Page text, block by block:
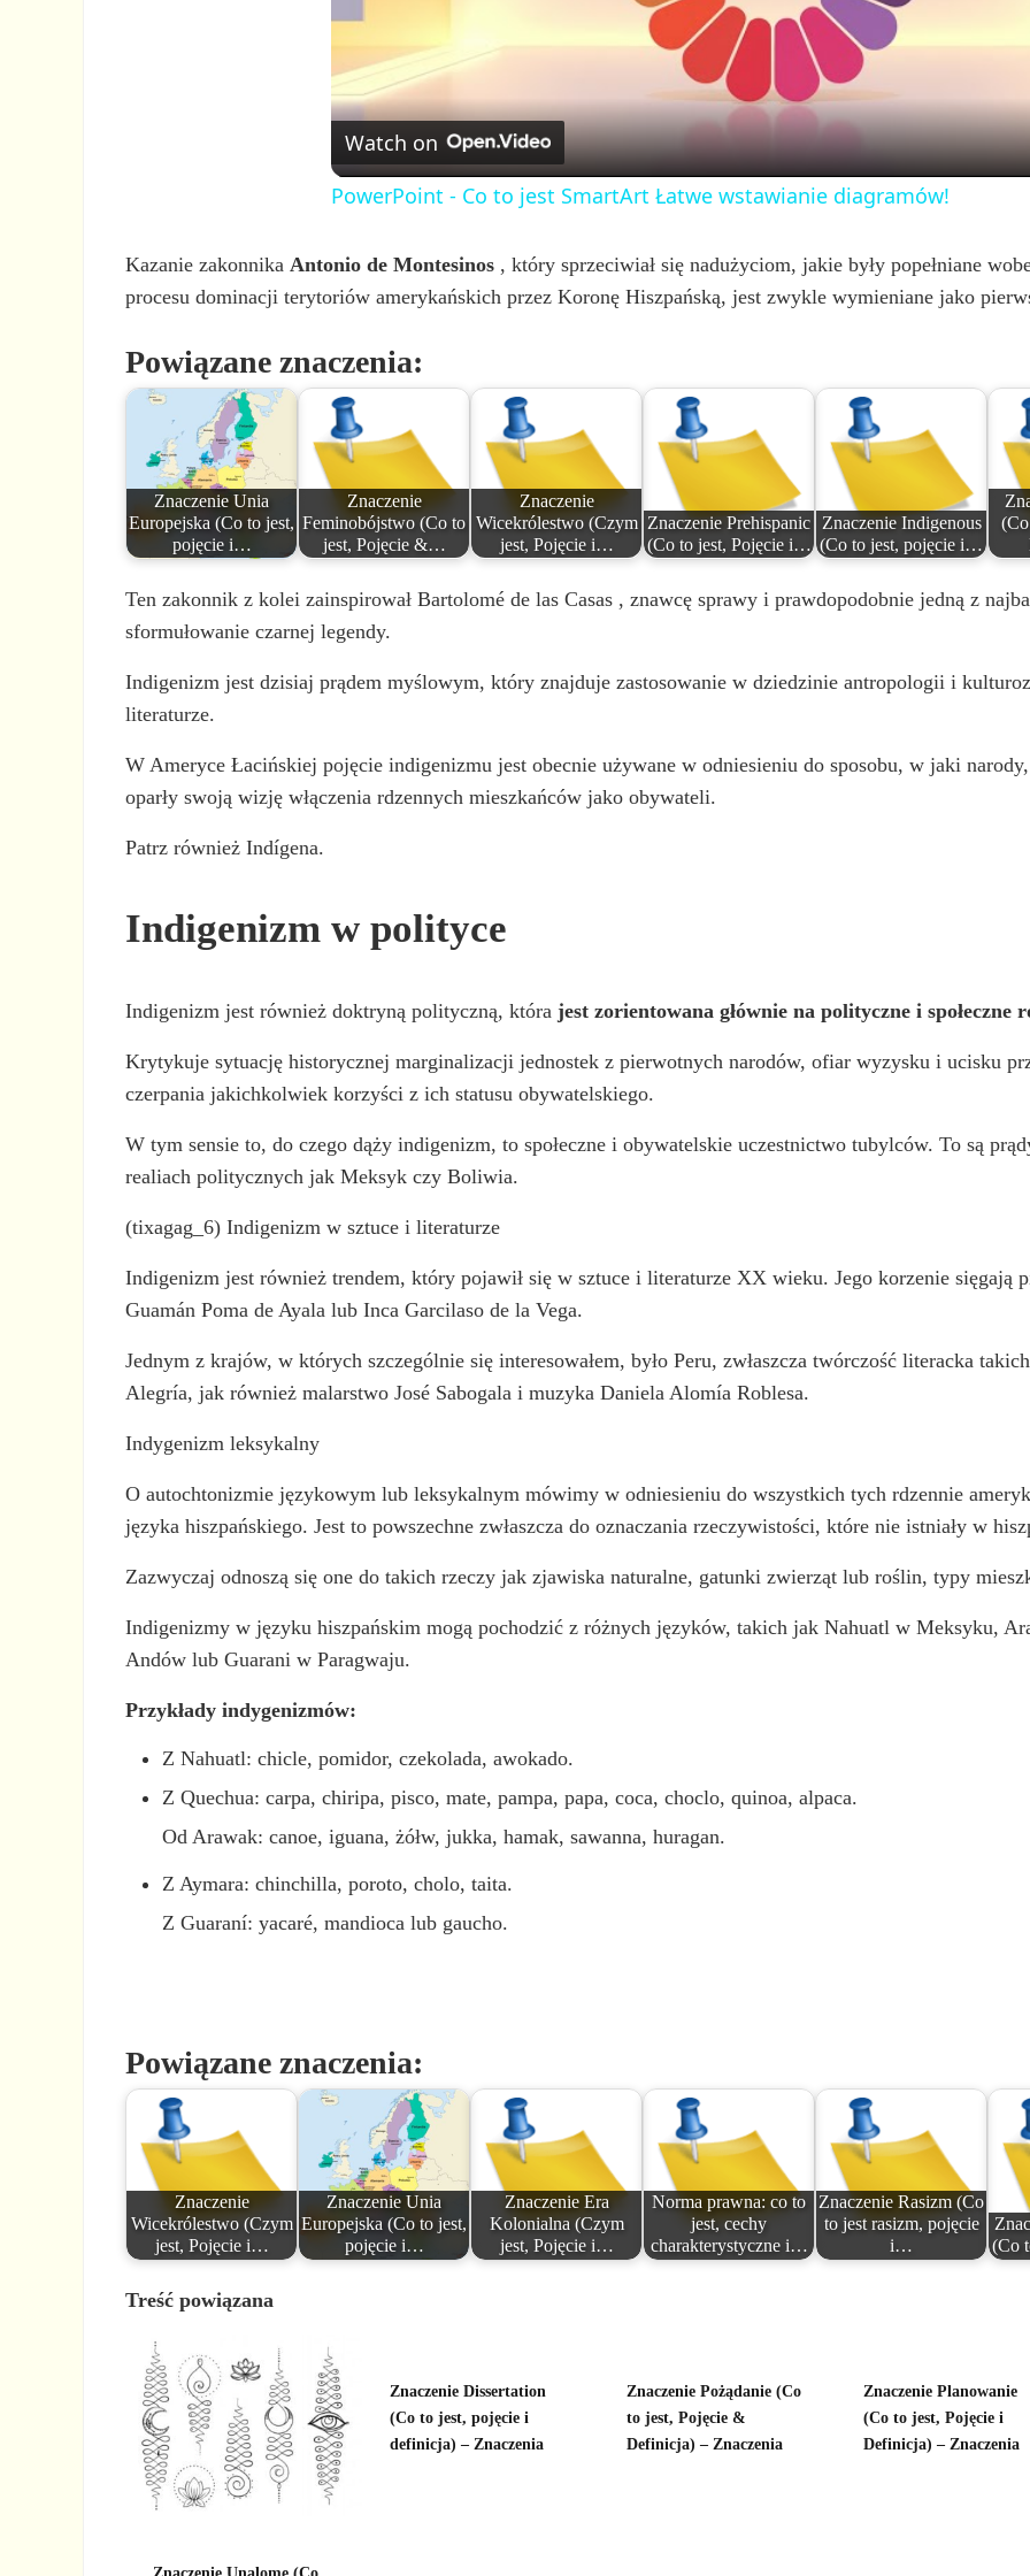
l
a
y
i
e
o
Watch on
PowerPoint - Co to jest SmartArt Łatwe wstawianie diagramów!
Kazanie zakonnika Antonio de Montesinos , który sprzeciwiał się nadużyciom, jakie były popełniane
procesu dominacji terytoriów amerykańskich przez Koronę Hiszpańską, jest zwykle wymieniane jako
Powiązane znaczenia:
Znaczenie Unia
Europejska (Co to jest,
pojęcie i…
Znaczenie
Feminobójstwo (Co to
jest, Pojęcie &…
Znaczenie
Wicekrólestwo (Czym
jest, Pojęcie i…
Znaczenie Prehispanic
(Co to jest, Pojęcie i…
Znaczenie Indigenous
(Co to jest, pojęcie i…
Ten zakonnik z kolei zainspirował Bartolomé de las Casas , znawcę sprawy i prawdopodobnie jedną z
sformułowanie czarnej legendy.
Indigenizm jest dzisiaj prądem myślowym, który znajduje zastosowanie w dziedzinie antropologii i
literaturze.
W Ameryce Łacińskiej pojęcie indigenizmu jest obecnie używane w odniesieniu do sposobu, w jaki
oparły swoją wizję włączenia rdzennych mieszkańców jako obywateli.
Patrz również Indígena.
Indigenizm w polityce
Indigenizm jest również doktryną polityczną, którajest zorientowana głównie na polityczne i społeczne
Krytykuje sytuację historycznej marginalizacji jednostek z pierwotnych narodów, ofiar wyzysku i ucisku
czerpania jakichkolwiek korzyści z ich statusu obywatelskiego.
W tym sensie to, do czego dąży indigenizm, to społeczne i obywatelskie uczestnictwo tubylców. To są
realiach politycznych jak Meksyk czy Boliwia.
(tixagag_6) Indigenizm w sztuce i literaturze
Indigenizm jest również trendem, który pojawił się w sztuce i literaturze XX wieku. Jego korzenie
Guamán Poma de Ayala lub Inca Garcilaso de la Vega.
Jednym z krajów, w których szczególnie się interesowałem, było Peru, zwłaszcza twórczość literacka
Alegría, jak również malarstwo José Sabogala i muzyka Daniela Alomía Roblesa.
Indygenizm leksykalny
O autochtonizmie językowym lub leksykalnym mówimy w odniesieniu do wszystkich tych rdzennie
języka hiszpańskiego. Jest to powszechne zwłaszcza do oznaczania rzeczywistości, które nie istniały w
Zazwyczaj odnoszą się one do takich rzeczy jak zjawiska naturalne, gatunki zwierząt lub roślin, typy
Indigenizmy w języku hiszpańskim mogą pochodzić z różnych języków, takich jak Nahuatl w Meksyku,
Andów lub Guarani w Paragwaju.
Przykłady indygenizmów:
Z Nahuatl: chicle, pomidor, czekolada, awokado.
Z Quechua: carpa, chiripa, pisco, mate, pampa, papa, coca, choclo, quinoa, alpaca.
Od Arawak: canoe, iguana, żółw, jukka, hamak, sawanna, huragan.
Z Aymara: chinchilla, poroto, cholo, taita.
Z Guaraní: yacaré, mandioca lub gaucho.
Powiązane znaczenia:
Znaczenie
Wicekrólestwo (Czym
jest, Pojęcie i…
Znaczenie Unia
Europejska (Co to jest,
pojęcie i…
Znaczenie Era
Kolonialna (Czym
jest, Pojęcie i…
Norma prawna: co to
jest, cechy
charakterystyczne i…
Znaczenie Rasizm (Co
to jest rasizm, pojęcie
i…
(Co
Treść powiązana
Znaczenie Dissertation
(Co to jest, pojęcie i
definicja) – Znaczenia
Znaczenie Pożądanie (Co
to jest, Pojęcie &
Definicja) – Znaczenia
Znaczenie Planowanie
(Co to jest, Pojęcie i
Definicja) – Znaczenia